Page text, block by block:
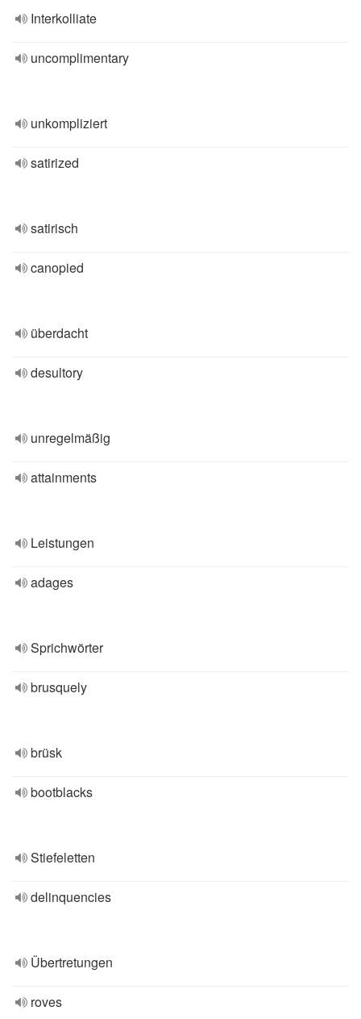
Interkolliate
uncomplimentary
unkompliziert
satirized
satirisch
canopied
überdacht
desultory
unregelmäßig
attainments
Leistungen
adages
Sprichwörter
brusquely
brüsk
bootblacks
Stiefeletten
delinquencies
Übertretungen
roves